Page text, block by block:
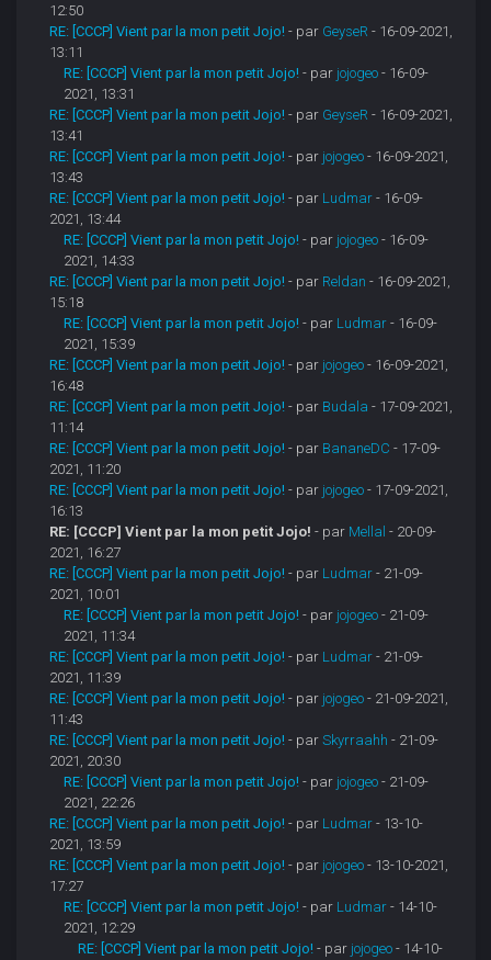
12:50
RE: [CCCP] Vient par la mon petit Jojo! - par GeyseR - 16-09-2021,
13:11
RE: [CCCP] Vient par la mon petit Jojo! - par jojogeo - 16-09-
2021, 13:31
RE: [CCCP] Vient par la mon petit Jojo! - par GeyseR - 16-09-2021,
13:41
RE: [CCCP] Vient par la mon petit Jojo! - par jojogeo - 16-09-2021,
13:43
RE: [CCCP] Vient par la mon petit Jojo! - par Ludmar - 16-09-
2021, 13:44
RE: [CCCP] Vient par la mon petit Jojo! - par jojogeo - 16-09-
2021, 14:33
RE: [CCCP] Vient par la mon petit Jojo! - par Reldan - 16-09-2021,
15:18
RE: [CCCP] Vient par la mon petit Jojo! - par Ludmar - 16-09-
2021, 15:39
RE: [CCCP] Vient par la mon petit Jojo! - par jojogeo - 16-09-2021,
16:48
RE: [CCCP] Vient par la mon petit Jojo! - par Budala - 17-09-2021,
11:14
RE: [CCCP] Vient par la mon petit Jojo! - par BananeDC - 17-09-
2021, 11:20
RE: [CCCP] Vient par la mon petit Jojo! - par jojogeo - 17-09-2021,
16:13
RE: [CCCP] Vient par la mon petit Jojo! - par Mellal - 20-09-
2021, 16:27
RE: [CCCP] Vient par la mon petit Jojo! - par Ludmar - 21-09-
2021, 10:01
RE: [CCCP] Vient par la mon petit Jojo! - par jojogeo - 21-09-
2021, 11:34
RE: [CCCP] Vient par la mon petit Jojo! - par Ludmar - 21-09-
2021, 11:39
RE: [CCCP] Vient par la mon petit Jojo! - par jojogeo - 21-09-2021,
11:43
RE: [CCCP] Vient par la mon petit Jojo! - parSkyrraahh - 21-09-
2021, 20:30
RE: [CCCP] Vient par la mon petit Jojo! - par jojogeo - 21-09-
2021, 22:26
RE: [CCCP] Vient par la mon petit Jojo! - par Ludmar - 13-10-
2021, 13:59
RE: [CCCP] Vient par la mon petit Jojo! - par jojogeo - 13-10-2021,
17:27
RE: [CCCP] Vient par la mon petit Jojo! - par Ludmar - 14-10-
2021, 12:29
RE: [CCCP] Vient par la mon petit Jojo! - par jojogeo - 14-10-